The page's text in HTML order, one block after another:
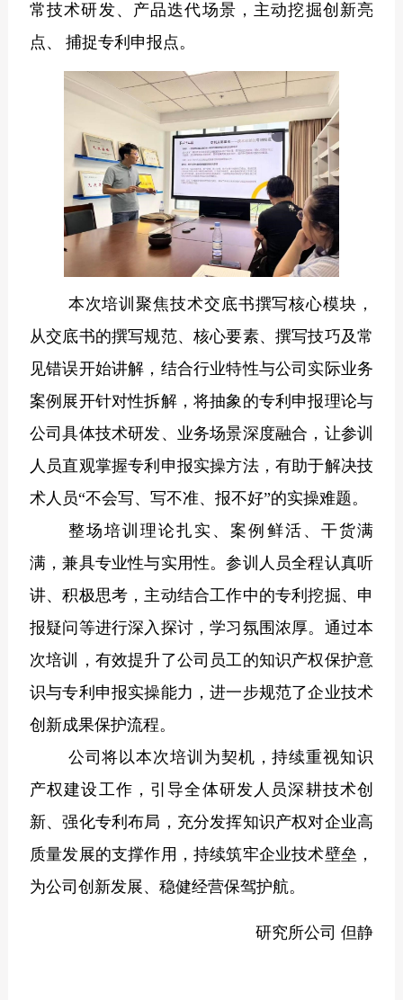
常技术研发、产品迭代场景，主动挖掘创新亮
点、
捕捉专利申报点。
本次培训聚焦技术交底书撰写核心模块，
从交底书的撰写规范、核心要素、撰写技巧及常
见错误开始讲解，结合行业特性与公司实际业务
案例展开针对性拆解，将抽象的专利申报理论与
公司具体技术研发、业务场景深度融合，让参训
人员直观掌握专利申报实操方法，有助于解决技
术人员“不会写、写不准、报不好”的实操难题。
整场培训理论扎实、案例鲜活、干货满
满，兼具专业性与实用性。参训人员全程认真听
讲、积极思考，主动结合工作中的专利挖掘、申
报疑问等进行深入探讨，学习氛围浓厚。通过本
次培训，有效提升了公司员工的知识产权保护意
识与专利申报实操能力，进一步规范了企业技术
创新成果保护流程。
公司将以本次培训为契机，持续重视知识
产权建设工作，引导全体研发人员深耕技术创
新、强化专利布局，充分发挥知识产权对企业高
质量发展的支撑作用，持续筑牢企业技术壁垒，
为公司创新发展、稳健经营保驾护航。
研究所公司 但静